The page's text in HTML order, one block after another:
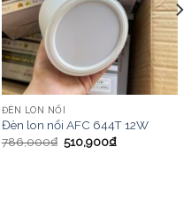
ĐÈN LON NỔI
Đèn lon nổi AFC 644T 12W
786,000₫ 510,900₫